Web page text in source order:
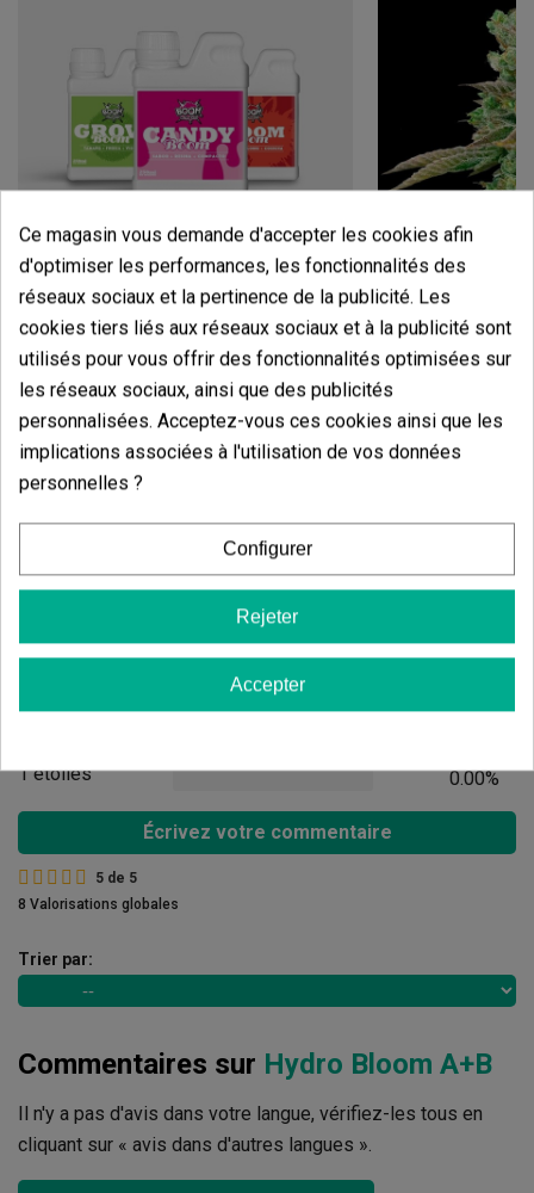
Candy Tripack
(141)
13,60 €
17,00 € -20%
Oreoz
(30)
7,20 €
9,00 €
Avis des clients
4 étoiles
0.00%
1 étoiles
0.00%
Écrivez votre commentaire
5 de 5
8 Valorisations globales
Trier par:
Commentaires sur Hydro Bloom A+B
Il n'y a pas d'avis dans votre langue, vérifiez-les tous en
cliquant sur « avis dans d'autres langues ».
Ce magasin vous demande d'accepter les cookies afin
d'optimiser les performances, les fonctionnalités des
réseaux sociaux et la pertinence de la publicité. Les
cookies tiers liés aux réseaux sociaux et à la publicité sont
utilisés pour vous offrir des fonctionnalités optimisées sur
les réseaux sociaux, ainsi que des publicités
personnalisées. Acceptez-vous ces cookies ainsi que les
implications associées à l'utilisation de vos données
personnelles ?
Configurer
Rejeter
Accepter